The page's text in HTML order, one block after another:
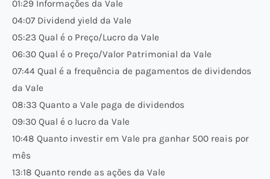
01:29 Informações da Vale
04:07 Dividend yield da Vale
05:23 Qual é o Preço/Lucro da Vale
06:30 Qual é o Preço/Valor Patrimonial da Vale
07:44 Qual é a frequência de pagamentos de dividendos
da Vale
08:33 Quanto a Vale paga de dividendos
09:30 Qual é o lucro da Vale
10:48 Quanto investir em Vale pra ganhar 500 reais por
mês
13:18 Quanto rende as ações da Vale